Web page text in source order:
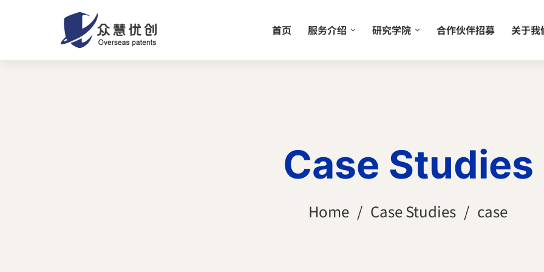
首页 服务介绍 研究学院 合作伙伴招募 关于我
Case Studies
Home Case Studies case